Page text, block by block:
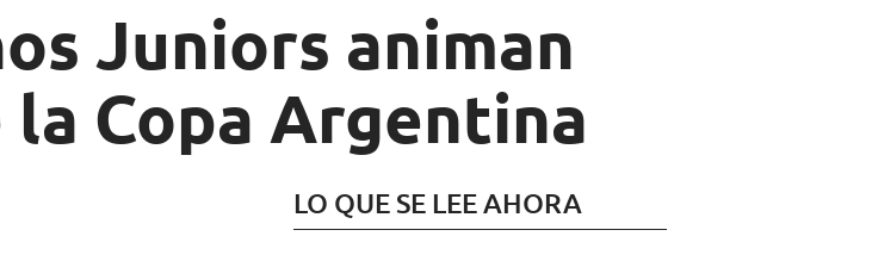
Juniors animan
Copa Argentina
LO QUE SE LEE AHORA